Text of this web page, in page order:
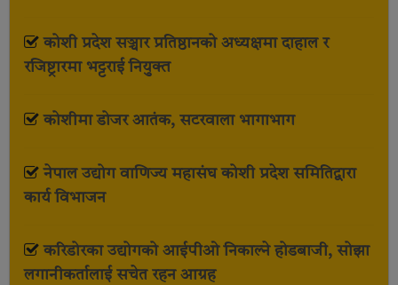
कोशी प्रदेश सञ्चार प्रतिष्ठानको अध्यक्षमा दाहाल र
रजिष्ट्रारमा भट्टराई नियुक्त
कोशीमा डोजर आतंक, सटरवाला भागाभाग
नेपाल उद्योग वाणिज्य महासंघ कोशी प्रदेश समितिद्वारा
कार्य विभाजन
करिडोरका उद्योगको आईपीओ निकाल्ने होडबाजी, सोझा
लगानीकर्तालाई सचेत रहन आग्रह